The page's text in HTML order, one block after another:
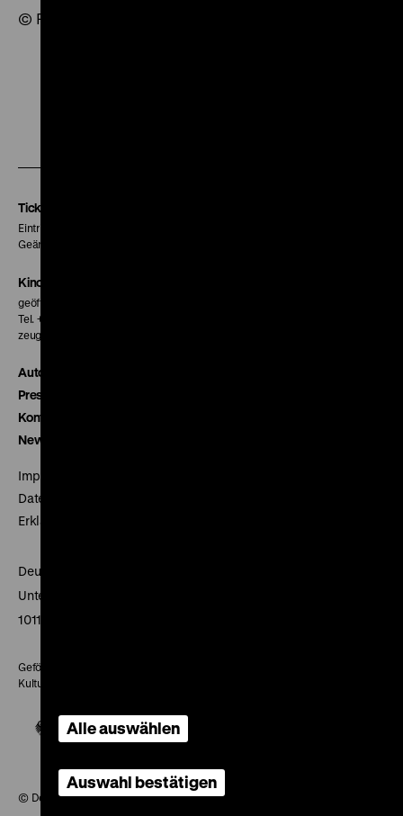
© Rainer Rother
Tickets
Eintritt 5 €
Geänderte Preise sind im Programm vermerkt.
Kinokasse
geöffnet 30 Minuten vor Beginn der ersten Vorstellung
Tel. + 49 30 20304-770
zeughauskino@dhm.de
Autor*innen
Presse
Kontakt
Newsletter
Impressum
Datenschutz
Erklärung digitale Barrierefreiheit
Deutsches Historisches Museum
Unter den Linden 2
10117 Berlin
Gefördert mit Mitteln des Beauftragten der Bundesregierung für
Kultur und Medien
© Deutsches Historisches Museum, 2026
Alle auswählen
Auswahl bestätigen